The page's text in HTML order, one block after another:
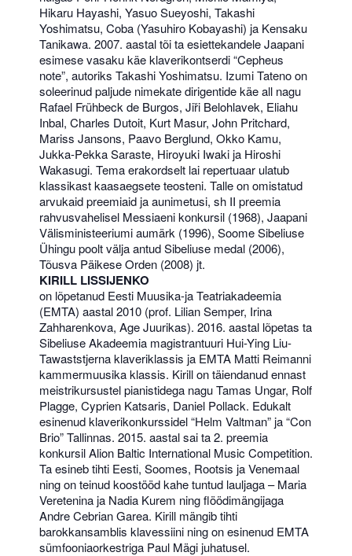
Hikaru Hayashi, Yasuo Sueyoshi, Takashi
Yoshimatsu, Coba (Yasuhiro Kobayashi) ja Kensaku
Tanikawa. 2007. aastal tõi ta esiettekandele Jaapani
esimese vasaku käe klaverikontserdi “Cepheus
note”, autoriks Takashi Yoshimatsu. Izumi Tateno on
soleerinud paljude nimekate dirigentide käe all nagu
Rafael Frühbeck de Burgos, Jiři Belohlavek, Eliahu
Inbal, Charles Dutoit, Kurt Masur, John Pritchard,
Mariss Jansons, Paavo Berglund, Okko Kamu,
Jukka-Pekka Saraste, Hiroyuki Iwaki ja Hiroshi
Wakasugi. Tema erakordselt lai repertuaar ulatub
klassikast kaasaegsete teosteni. Talle on omistatud
arvukaid preemiaid ja aunimetusi, sh II preemia
rahvusvahelisel Messiaeni konkursil (1968), Jaapani
Välisministeeriumi aumärk (1996), Soome Sibeliuse
Ühingu poolt välja antud Sibeliuse medal (2006),
Tõusva Päikese Orden (2008) jt.
KIRILL LISSIJENKO
on lõpetanud Eesti Muusika-ja Teatriakadeemia
(EMTA) aastal 2010 (prof. Lilian Semper, Irina
Zahharenkova, Age Juurikas). 2016. aastal lõpetas ta
Sibeliuse Akadeemia magistrantuuri Hui-Ying Liu-
Tawaststjerna klaveriklassis ja EMTA Matti Reimanni
kammermuusika klassis. Kirill on täiendanud ennast
meistrikursustel pianistidega nagu Tamas Ungar, Rolf
Plagge, Cyprien Katsaris, Daniel Pollack. Edukalt
esinenud klaverikonkurssidel “Helm Valtman” ja “Con
Brio” Tallinnas. 2015. aastal sai ta 2. preemia
konkursil Alion Baltic International Music Competition.
Ta esineb tihti Eesti, Soomes, Rootsis ja Venemaal
ning on teinud koostööd kahe tuntud lauljaga – Maria
Veretenina ja Nadia Kurem ning flöödimängijaga
Andre Cebrian Garea. Kirill mängib tihti
barokkansamblis klavessiini ning on esinenud EMTA
sümfooniaorkestriga Paul Mägi juhatusel.